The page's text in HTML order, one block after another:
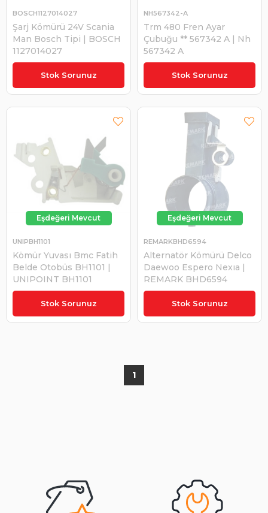
Stok Sorunuz
Şarj Kömürü 24V Scania
Man Bosch Tipi | BOSCH
1127014027
BOSCH1127014027
₺313,33 Stok Sorunuz
Trm 480 Fren Ayar
Çubuğu ** 567342 A | Nh
567342 A
NH567342-A
₺1.040,00
Stok Sorunuz
Kömür Yuvası Bmc Fatih
Belde Otobüs BH1101 |
UNIPOINT BH1101
UNIPBH1101
₺416,58 Stok Sorunuz
Alternatör Kömürü Delco
Daewoo Espero Nexıa |
REMARK BHD6594
REMARKBHD6594
₺148,06
1